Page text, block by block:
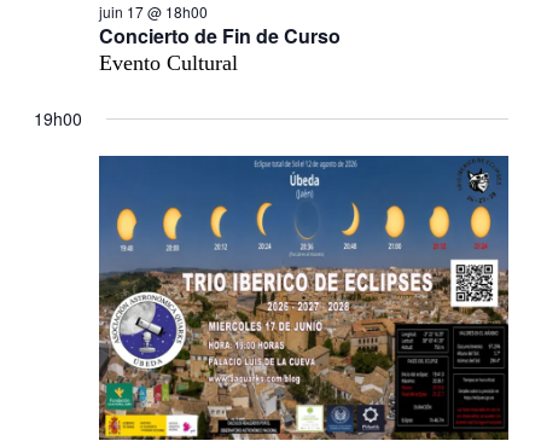
Concierto de Fin de Curso
juin 17 @ 18h00
Evento Cultural
19h00